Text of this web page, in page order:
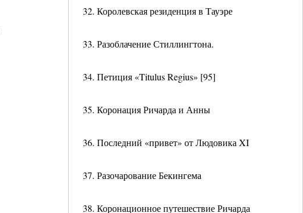
32. Королевская резиденция в Тауэре
33. Разоблачение Стиллингтона.
34. Петиция «Titulus Regius» [95]
35. Коронация Ричарда и Анны
36. Последний «привет» от Людовика XI
37. Разочарование Бекингема
38. Коронационное путешествие Ричарда